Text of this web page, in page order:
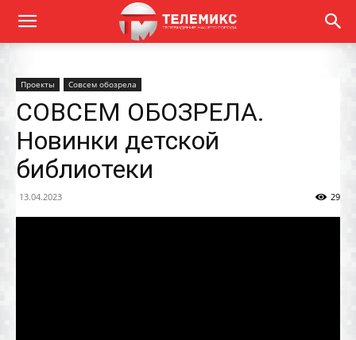
Проекты Совсем обозрела
СОВСЕМ ОБОЗРЕЛА.
Новинки детской
библиотеки
13.04.2023 29